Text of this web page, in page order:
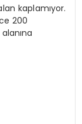
kaplamıyor.
200